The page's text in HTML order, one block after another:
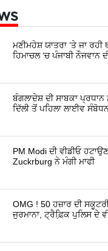
ਮਣੀਮਹੇਸ਼ ਯਾਤਰਾ ‘ਤੇ ਜਾ ਰਹੀ
ਹਿਮਾਚਲ ‘ਚ ਪੰਜਾਬੀ ਨੌਜਵਾਨ
ਬੰਗਲਾਦੇਸ਼ ਦੀ ਸਾਬਕਾ ਪ੍ਰਧਾਨ
ਦਿੱਲੀ ਤੋਂ ਪਹਿਲਾ ਲਾਈਵ
PM Modi ਦੀ ਵੀਡੀਓ
Zuckrburg ਨੇ ਮੰਗੀ ਮਾਫੀ
OMG ! 50 ਹਜ਼ਾਰ ਦੀ
ਜੁਰਮਾਨਾ, ਟ੍ਰੈਫ਼ਿ਼ਕ ਪੁਲਿਸ ਦੇ